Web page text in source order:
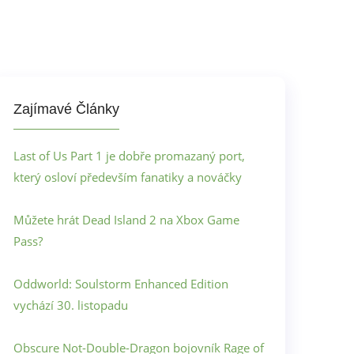
Zajímavé Články
Last of Us Part 1 je dobře promazaný port,
který osloví především fanatiky a nováčky
Můžete hrát Dead Island 2 na Xbox Game
Pass?
Oddworld: Soulstorm Enhanced Edition
vychází 30. listopadu
Obscure Not-Double-Dragon bojovník Rage of